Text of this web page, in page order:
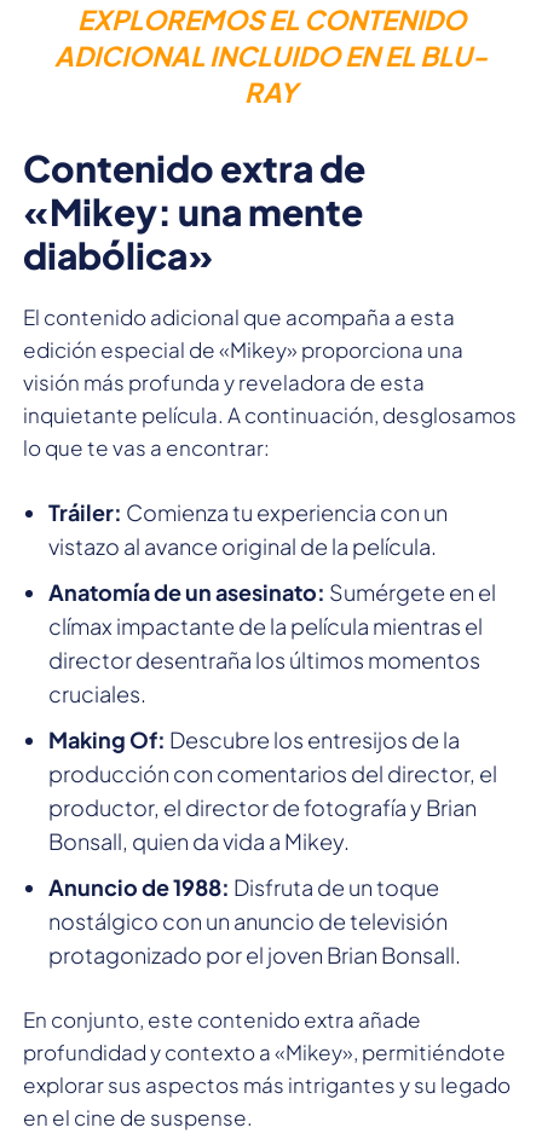
EXPLOREMOS EL CONTENIDO
ADICIONAL INCLUIDO EN EL BLU-
RAY
Contenido extra de
«Mikey: una mente
diabólica»
El contenido adicional que acompaña a esta
edición especial de «Mikey» proporciona una
visión más profunda y reveladora de esta
inquietante película. A continuación, desglosamos
lo que te vas a encontrar:
Tráiler: Comienza tu experiencia con un
vistazo al avance original de la película.
Anatomía de un asesinato: Sumérgete en el
clímax impactante de la película mientras el
director desentraña los últimos momentos
cruciales.
Making Of: Descubre los entresijos de la
producción con comentarios del director, el
productor, el director de fotografía y Brian
Bonsall, quien da vida a Mikey.
Anuncio de 1988: Disfruta de un toque
nostálgico con un anuncio de televisión
protagonizado por el joven Brian Bonsall.
En conjunto, este contenido extra añade
profundidad y contexto a «Mikey», permitiéndote
explorar sus aspectos más intrigantes y su legado
en el cine de suspense.